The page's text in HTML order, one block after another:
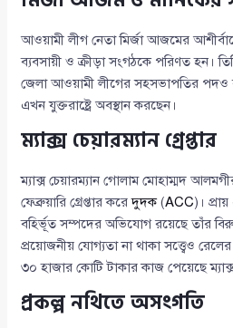
আওয়ামী লীগ নেতা মির্জা আজমের
ব্যবসায়ী ও ক্রীড়া সংগঠকে পরিণত হন।
জেলা আওয়ামী লীগের সহসভাপতির পদও
এখন যুক্তরাষ্ট্রে অবস্থান করছেন।
ম্যাক্স চেয়ারম্যান গ্রেপ্তার
ম্যাক্স চেয়ারম্যান গোলাম মোহাম্মদ
ফেব্রুয়ারি গ্রেপ্তার করেদুদক(ACC)।
বহির্ভূত সম্পদের অভিযোগ রয়েছে তাঁর
প্রয়োজনীয় যোগ্যতা না থাকা সত্ত্বেও
৩০ হাজার কোটি টাকার কাজ পেয়েছে
প্রকল্প নথিতে অসংগতি